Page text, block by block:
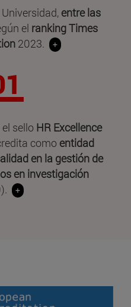
entre las
el ranking Times
2023. +
sello HR Excellence
como entidad
en la gestión de
en investigación
+